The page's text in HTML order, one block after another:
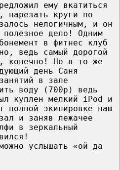
ему вкатиться
нарезать круги по
нелогичным, и он
дело! Одним
в фитнес клуб
ведь самый дорогой
конечно! Но в то же
день Саня
в зале
воду (700р) ведь
куплен мелкий iPod и
экипировке наш
и заняв лежачее
в зеркальный
услышать «ой да